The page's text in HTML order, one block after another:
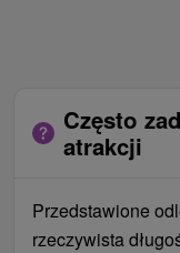
Często
atrakcji
Przedstawione
rzeczywista